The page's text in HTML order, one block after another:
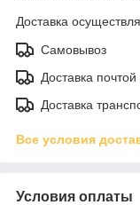
Доставка
Самовывоз
Доставка почтой
Доставка
Все условия
Условия оплаты